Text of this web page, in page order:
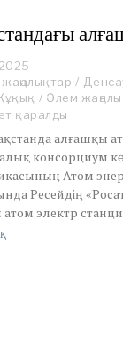
u
n
e
4
,
2
0
2
/
/ Әлем
қаралды
алғашқы
консорциум
Атом
Ресейдің
электр